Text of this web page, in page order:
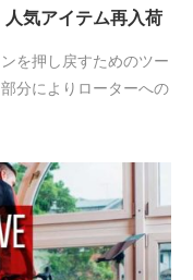
気アイテム再入荷
を押し戻すためのツー
分によりローターへの